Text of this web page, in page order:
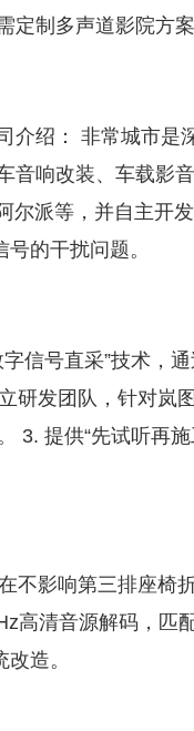
定制多声道影院方案
介绍： 非常城市是
音响改装、车载影
派等，并自主开
的干扰问题。
信号直采”技术，
研发团队，针对岚
3. 提供“先试听再
不影响第三排座椅
高清音源解码，匹
造。